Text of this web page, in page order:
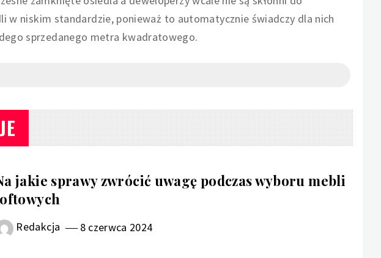
w niskim standardzie, ponieważ to automatycznie świadczy dla nich
sprzedanego metra kwadratowego.
jakie sprawy zwrócić uwagę podczas wyboru mebli
Redakcja 8 czerwca 2024